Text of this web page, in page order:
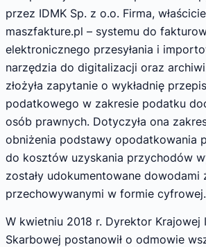
przez IDMK Sp. z o.o. Firma,
maszfakture.pl – systemu do
elektronicznego przesyłania i
narzędzia do digitalizacji oraz
złożyła zapytanie o wykładnię
podatkowego w zakresie podatku
osób prawnych. Dotyczyła ona
obniżenia podstawy opodatkowania
do kosztów uzyskania przychodów
zostały udokumentowane dowodami
przechowywanymi w formie cyfrowej.
W kwietniu 2018 r. Dyrektor Krajowej
Skarbowej postanowił o odmowie